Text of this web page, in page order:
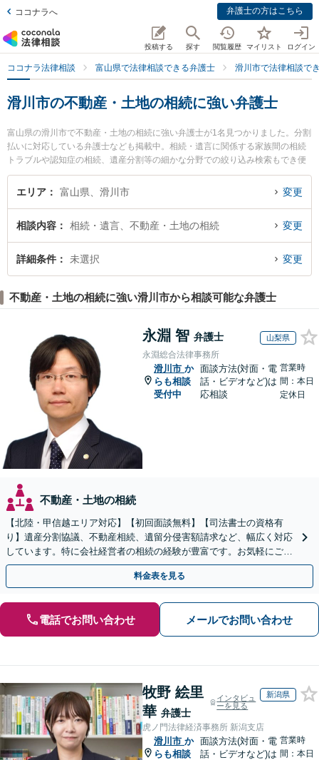
ココナラへ 弁護士の方はこちら
投稿する 探す 閲覧履歴 マイリスト ログイン
ココナラ法律相談 富山県で法律相談できる弁護士 滑川市で法律相談で
滑川市の不動産・土地の相続に強い弁護士
富山県の滑川市で不動産・土地の相続に強い弁護士が1名見つかりました。分割
払いに対応している弁護士なども掲載中。相続・遺言に関係する家族間の相続
トラブルや認知症の相続、遺産分割等の細かな分野での絞り込み検索もでき便
利です。特に滑川ふたば法律事務所の平岡 路子弁護士のプロフィール情報や弁
護士費用、強みなどが注目されています。『滑川市で土日や夜間に発生した不
料で不動産・土地の相続を法律相談できる滑川市内の弁護士に相談予約した
い』などでお困りの相談者さんにおすすめです。
エリア 富山県、滑川市 変更
相談内容 相続・遺言、不動産・土地の相続 変更
詳細条件 未選択 変更
不動産・土地の相続に強い滑川市から相談可能な弁護士
永淵 智 弁護士 山梨県
永淵総合法律事務所
滑川市 か
らも相談
受付中
面談方法(対面・電
話・ビデオなど)は
応相談
営業時
間：本日
定休日
不動産・土地の相続
【北陸・甲信越エリア対応】【初回面談無料】【司法書士の資格有
り】遺産分割協議、不動産相続、遺留分侵害額請求など、幅広く対応
しています。特に会社経営者の相続の経験が豊富です。お気軽にご相
談ください。【休日・夜間面談可】【オンライン面談可】
料金表を見る
電話でお問い合わせ メールでお問い合わせ
牧野 絵里
華 弁護士
インタビュ
ーを見る
新潟県
虎ノ門法律経済事務所 新潟支店
滑川市 か
らも相談
面談方法(対面・電
話・ビデオなど)は
営業時
間：本日